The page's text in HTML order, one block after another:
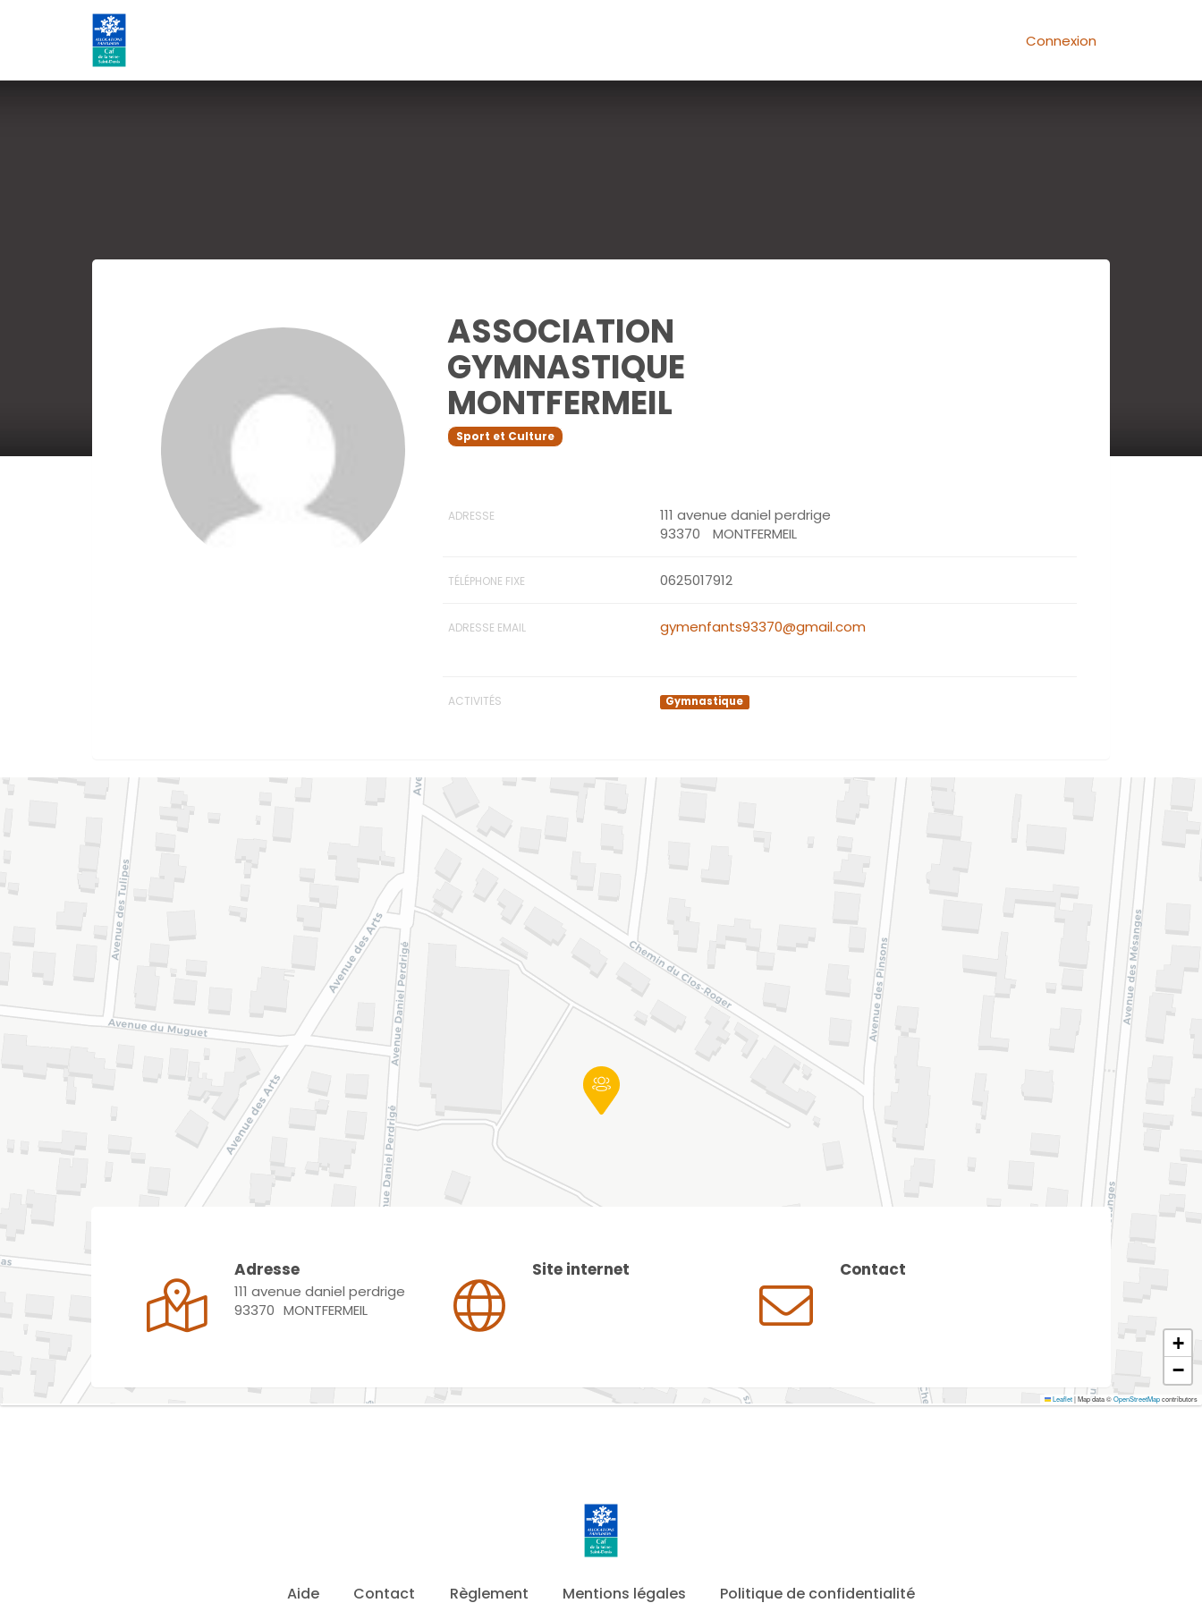
Connexion
ASSOCIATION
GYMNASTIQUE
MONTFERMEIL
Sport et Culture
ADRESSE
111 avenue daniel perdrige
93370
MONTFERMEIL
TÉLÉPHONE FIXE 0625017912
ADRESSE EMAIL gymenfants93370@gmail.com
ACTIVITÉS Gymnastique
+
−
Leaflet|Map data ©OpenStreetMapcontributors
Adresse
111 avenue daniel perdrige
93370 MONTFERMEIL
Site internet Contact
Aide Contact Règlement Mentions légales Politique de confidentialité